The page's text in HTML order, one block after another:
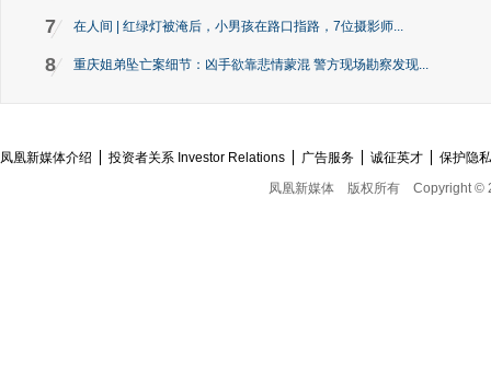
7 在人间 | 红绿灯被淹后，小男孩在路口指路，7位摄影师...
8 重庆姐弟坠亡案细节：凶手欲靠悲情蒙混 警方现场勘察发现...
凤凰新媒体介绍 投资者关系 Investor Relations 广告服务 诚征英才
保护隐
凤凰新媒体
版权所有 Copyright ©